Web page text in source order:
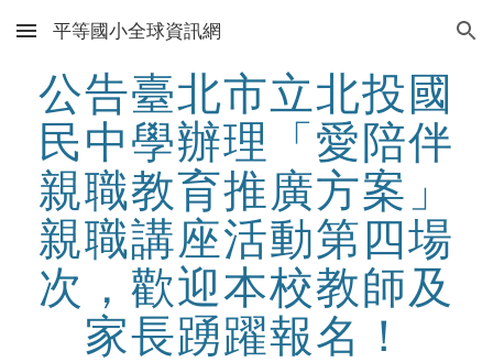
Skip to main content Skip to navigation
平等國小全球資訊網
公告臺北市立北投國
民中學辦理「愛陪伴
親職教育推廣方案」
親職講座活動第四場
次，歡迎本校教師及
家長踴躍報名！